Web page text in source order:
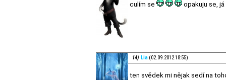
culím se opakuju se,
14) Lia (02.09.2012 18:55)
ten svědek mi nějak sedí na